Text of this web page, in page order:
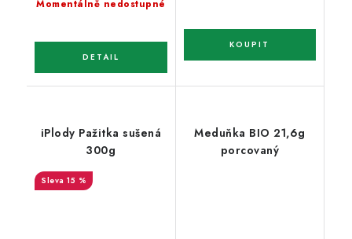
Momentálně nedostupné
iPlody Pažitka sušená
300g
15 %
Meduňka BIO 21,6g
porcovaný